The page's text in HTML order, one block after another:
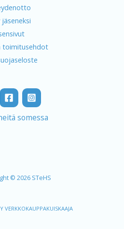
toimitusehdot
somessa
© 2026 STeHS
VERKKOKAUPPAKUISKAAJA